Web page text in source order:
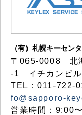
（有）札幌キーセン
〒065-0008 北
-1 イチカンビ
TEL：011-722-
fo@sapporo-
営業時間：9:00